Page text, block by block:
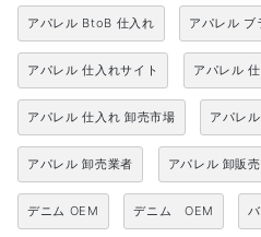
アパレル BtoB 仕入れ アパレル ブ
アパレル 仕入れサイト アパレル
アパレル 仕入れ 卸売市場 アパレ
アパレル 卸売業者 アパレル 卸販売
デニム OEM デニム OEM